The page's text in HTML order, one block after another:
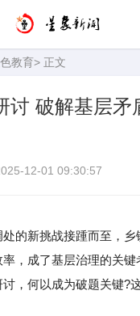
教育> 正文
讨 破解基层矛
12-01 09:30:57
新挑战接踵而至，乡
，成了基层治理的关键
，何以成为破题关键?